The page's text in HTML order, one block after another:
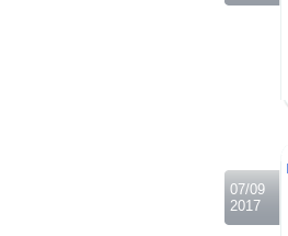
07/09
2017